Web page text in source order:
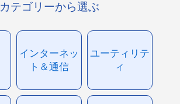
カテゴリーから選ぶ
インターネッ
ト＆通信
ユーティリテ
ィ